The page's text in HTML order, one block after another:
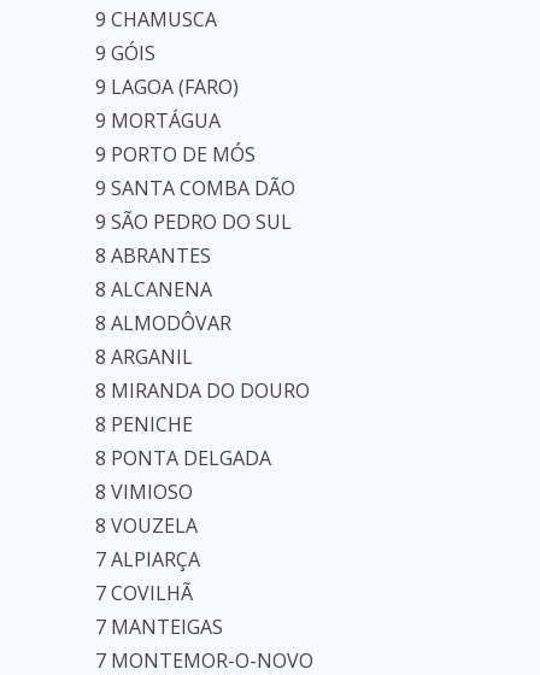
9 CHAMUSCA
9 GÓIS
9 LAGOA (FARO)
9 MORTÁGUA
9 PORTO DE MÓS
9 SANTA COMBA DÃO
9 SÃO PEDRO DO SUL
8 ABRANTES
8 ALCANENA
8 ALMODÔVAR
8 ARGANIL
8 MIRANDA DO DOURO
8 PENICHE
8 PONTA DELGADA
8 VIMIOSO
8 VOUZELA
7 ALPIARÇA
7 COVILHÃ
7 MANTEIGAS
7 MONTEMOR-O-NOVO